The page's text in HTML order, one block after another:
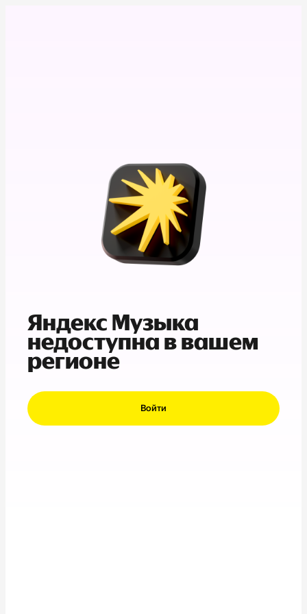
Яндекс Музыка
недоступна в вашем
регионе
Войти